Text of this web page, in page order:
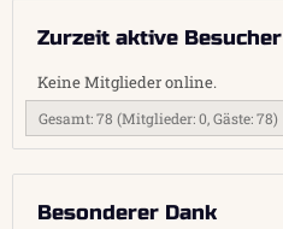
Zurzeit aktive Besucher
Keine Mitglieder online.
Gesamt: 78 (Mitglieder: 0, Gäste: 78)
Besonderer Dank